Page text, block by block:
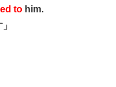
to him.